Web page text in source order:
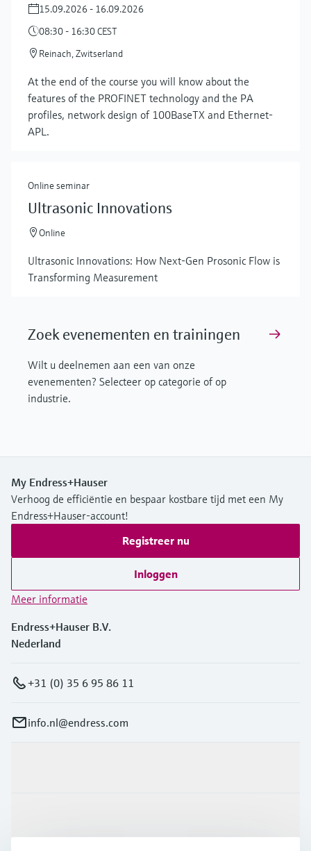
15.09.2026 - 16.09.2026
08:30 - 16:30 CEST
Reinach, Zwitserland
At the end of the course you will know about the
features of the PROFINET technology and the PA
profiles, network design of 100BaseTX and Ethernet-
APL.
Online seminar
Ultrasonic Innovations
Online
Ultrasonic Innovations: How Next-Gen Prosonic Flow is
Transforming Measurement
Zoek evenementen en trainingen
Wilt u deelnemen aan een van onze
evenementen? Selecteer op categorie of op
industrie.
My Endress+Hauser
Verhoog de efficiëntie en bespaar kostbare tijd met een My
Endress+Hauser-account!
Registreer nu
Inloggen
Meer informatie
Endress+Hauser B.V.
Nederland
+31 (0) 35 6 95 86 11
info.nl@endress.com